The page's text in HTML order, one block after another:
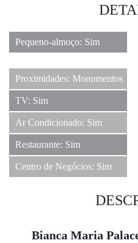
Pequeno-almoço: Sim
Proximidades: Monumentos
TV: Sim
Ar Condicionado: Sim
Restaurante: Sim
Centro de Negócios: Sim
Bianca Maria